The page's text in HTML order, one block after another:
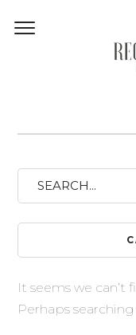
It seems we can’t
Perhaps